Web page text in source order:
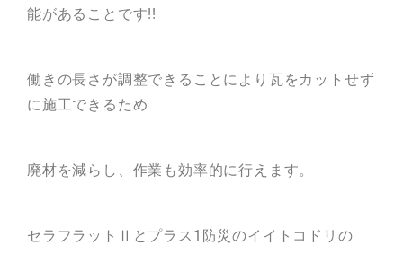
能があることです!!
働きの長さが調整できることにより瓦をカットせず
に施工できるため
廃材を減らし、作業も効率的に行えます。
セラフラットⅡとプラス1防災のイイトコドリの